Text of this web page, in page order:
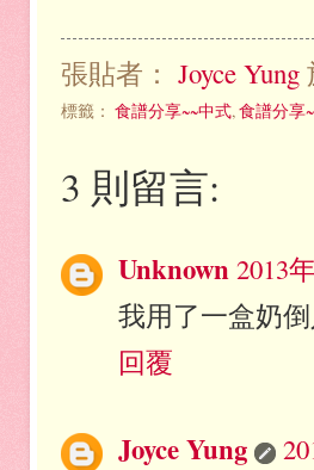
張貼者： Joyce Yung
標籤： 食譜分享~~中式, 食譜分享
3 則留言:
Unknown 2013
我用了一盒奶
回覆
Joyce Yung